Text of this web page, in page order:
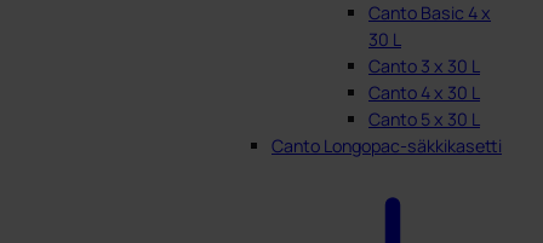
Canto Basic 4 x
30 L
Canto 3 x 30 L
Canto 4 x 30 L
Canto 5 x 30 L
Canto Longopac-säkkikasetti